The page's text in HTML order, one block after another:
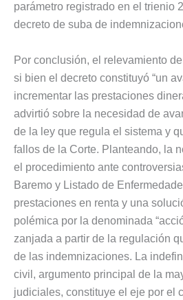
parámetro registrado en el trienio
decreto de suba de
Por conclusión, el relevamiento
si bien el decreto constituyó “un
incrementar las prestaciones
advirtió sobre la necesidad de
de la ley que regula el sistema y
fallos de la Corte. Planteando, la
el procedimiento ante
Baremo y Listado de
prestaciones en renta y una
polémica por la denominada
zanjada a partir de la regulación
de las indemnizaciones. La
civil, argumento principal de la
judiciales, constituye el eje por el